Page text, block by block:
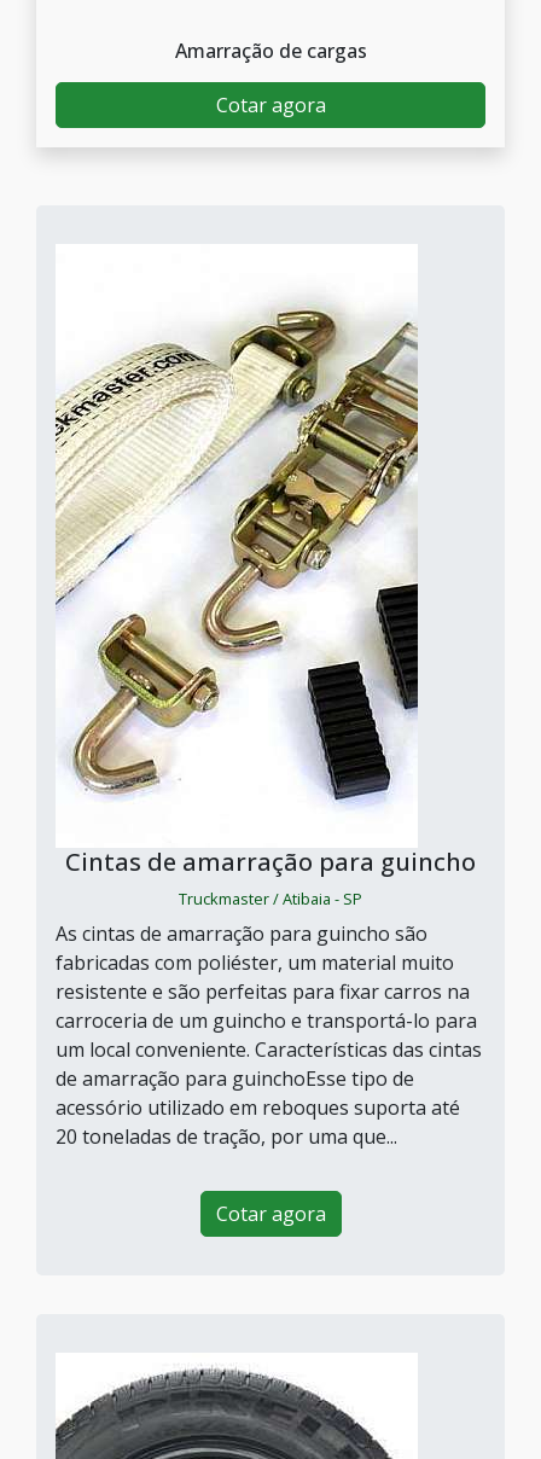
Amarração de cargas
Cotar agora
Cintas de amarração para guincho
Truckmaster / Atibaia - SP
As cintas de amarração para guincho são
fabricadas com poliéster, um material muito
resistente e são perfeitas para fixar carros na
carroceria de um guincho e transportá-lo para
um local conveniente. Características das cintas
de amarração para guinchoEsse tipo de
acessório utilizado em reboques suporta até
20 toneladas de tração, por uma que...
Cotar agora